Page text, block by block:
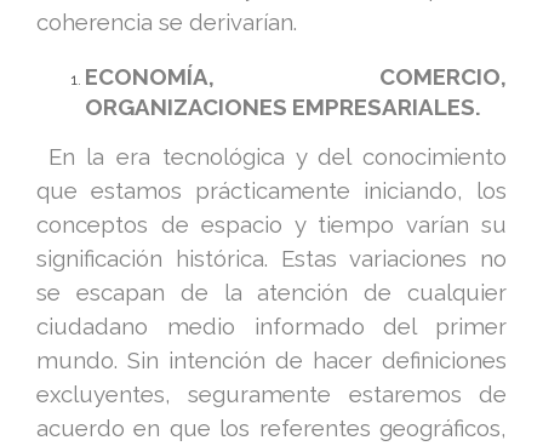
coherencia se derivarían.
ECONOMÍA, COMERCIO,
ORGANIZACIONES EMPRESARIALES.
En la era tecnológica y del conocimiento
que estamos prácticamente iniciando, los
conceptos de espacio y tiempo varían su
significación histórica. Estas variaciones no
se escapan de la atención de cualquier
ciudadano medio informado del primer
mundo. Sin intención de hacer definiciones
excluyentes, seguramente estaremos de
acuerdo en que los referentes geográficos,